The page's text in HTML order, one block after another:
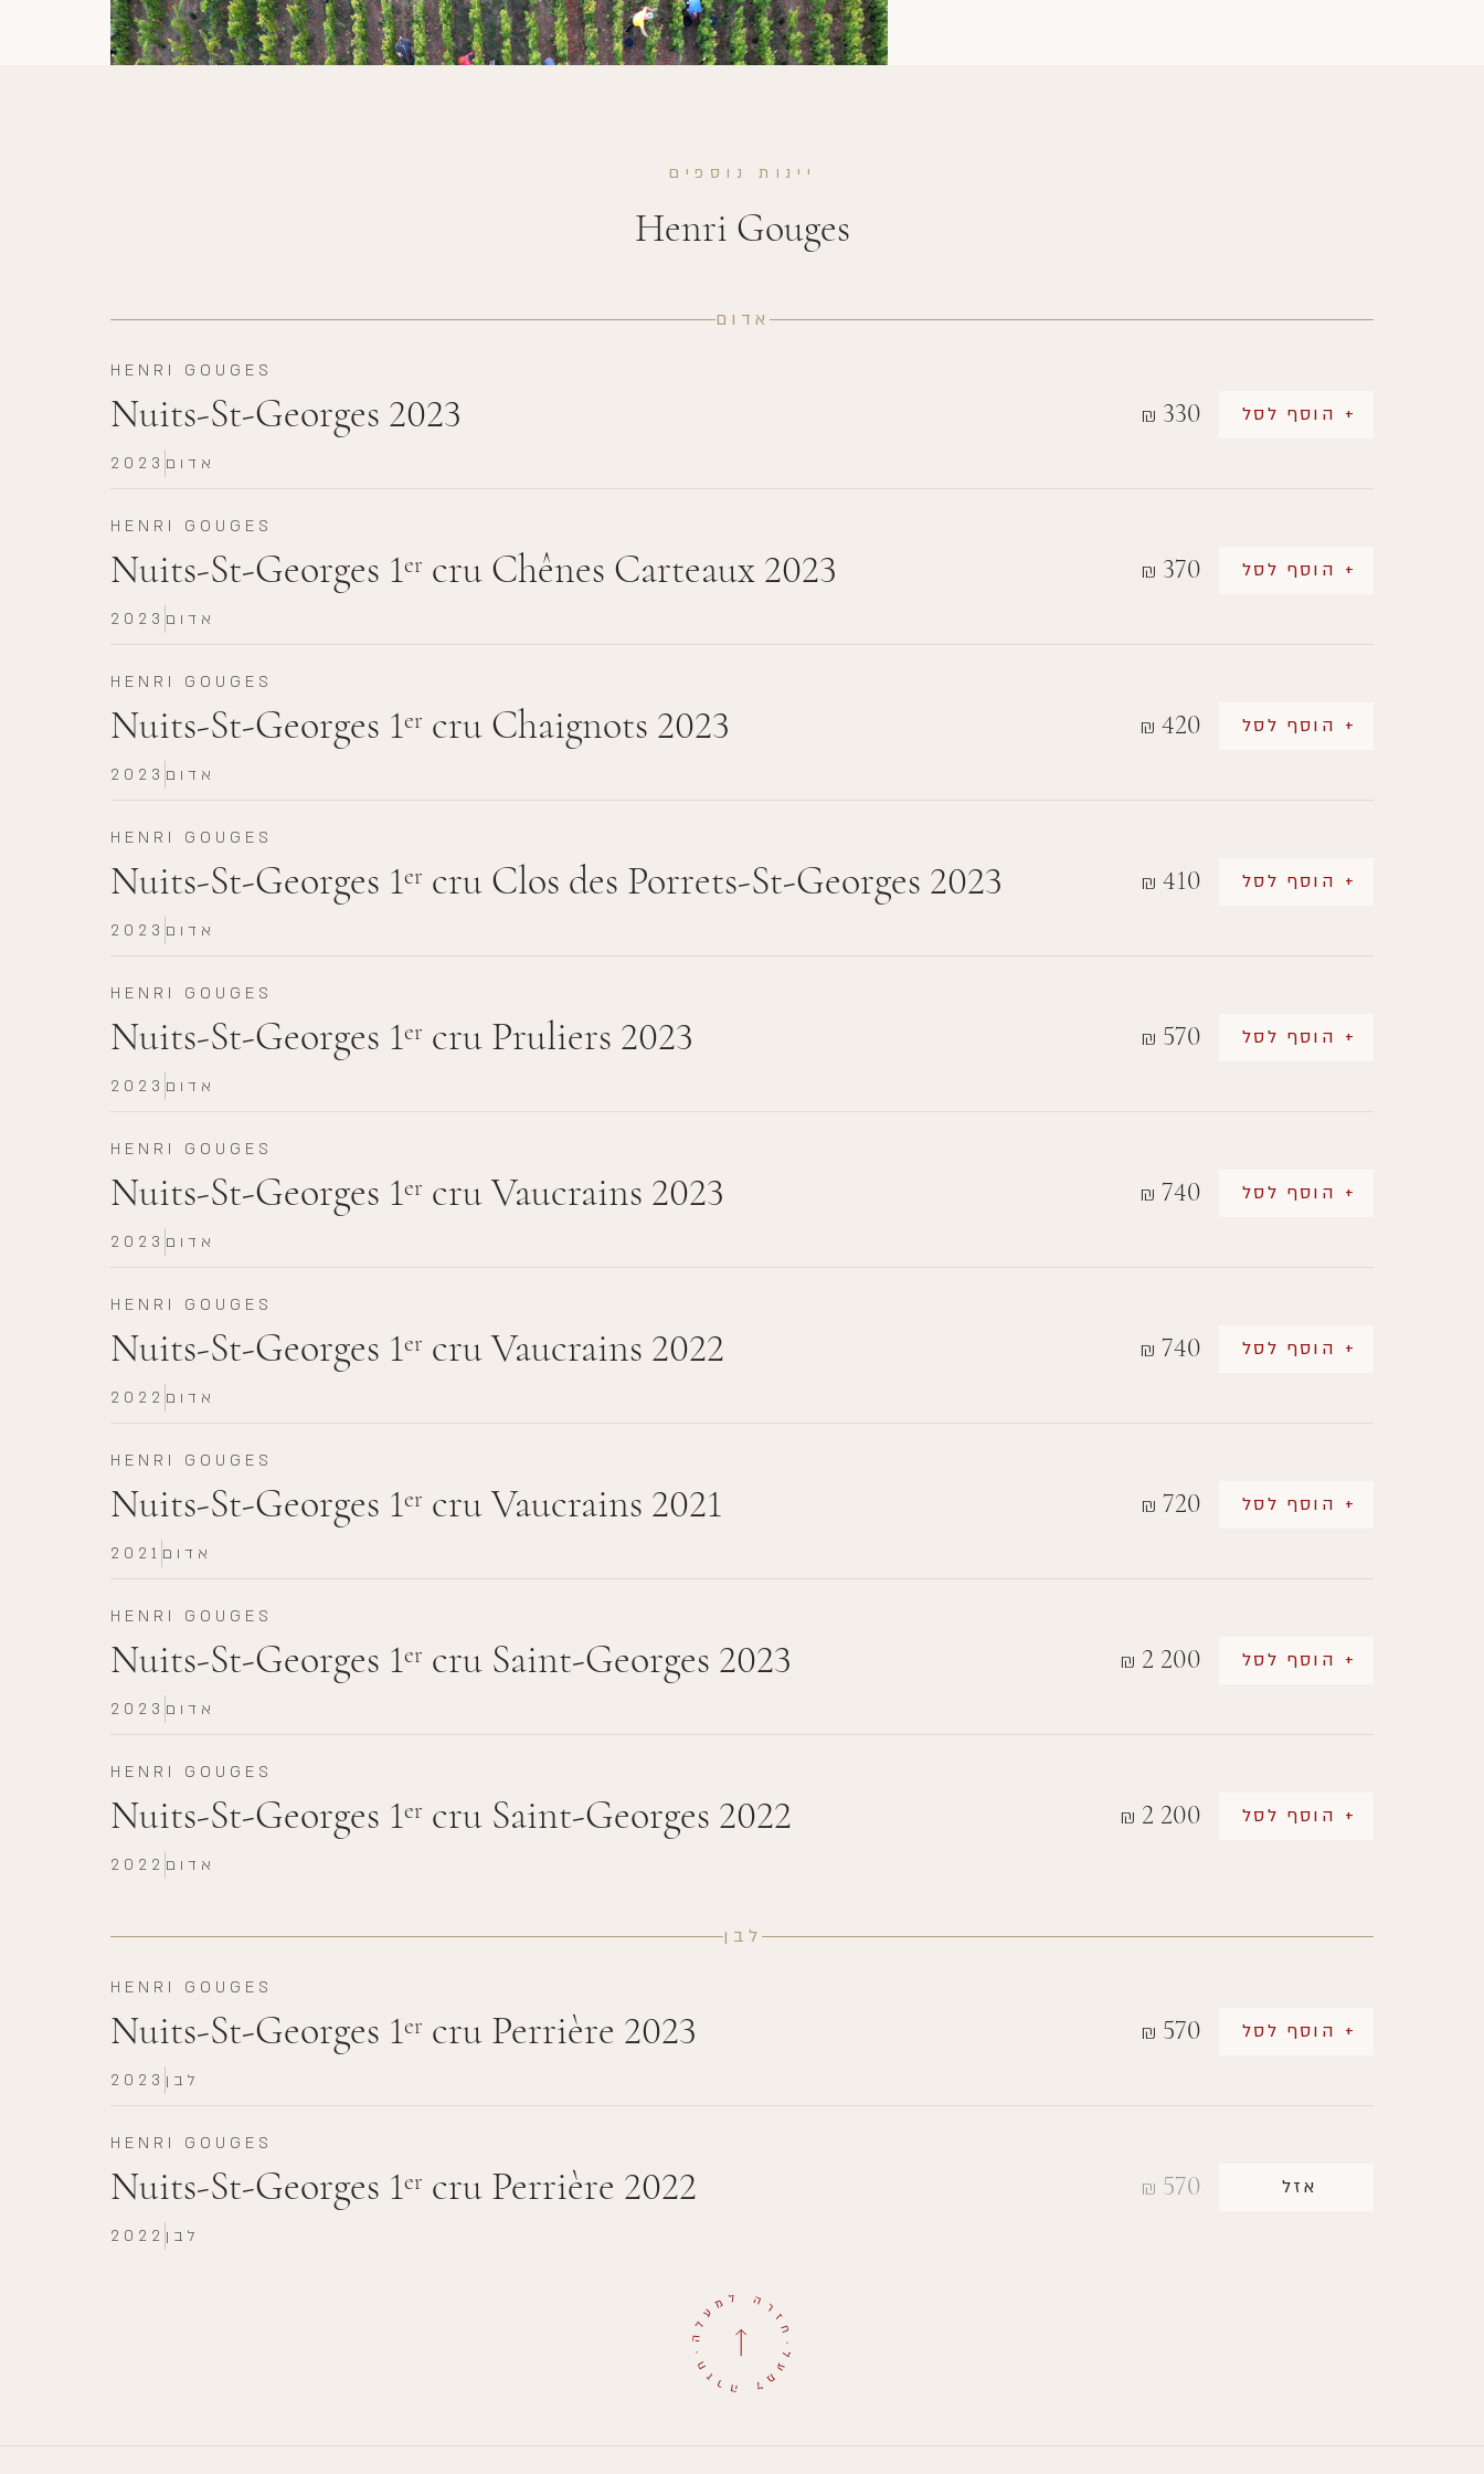
יינות נוספים
Henri Gouges
אדום
HENRI GOUGES
Nuits-St-Georges 2023 ₪ 330 + הוסף לסל
2023 אדום
HENRI GOUGES
Nuits-St-Georges 1er cru Chênes Carteaux 2023 ₪ 370 + הוסף לסל
2023 אדום
HENRI GOUGES
Nuits-St-Georges 1er cru Chaignots 2023 ₪ 420 + הוסף לסל
2023 אדום
HENRI GOUGES
Nuits-St-Georges 1er cru Clos des Porrets-St-Georges 2023 ₪ 410 + הוסף לסל
2023 אדום
HENRI GOUGES
Nuits-St-Georges 1er cru Pruliers 2023 ₪ 570 + הוסף לסל
2023 אדום
HENRI GOUGES
Nuits-St-Georges 1er cru Vaucrains 2023 ₪ 740 + הוסף לסל
2023 אדום
HENRI GOUGES
Nuits-St-Georges 1er cru Vaucrains 2022 ₪ 740 + הוסף לסל
2022 אדום
HENRI GOUGES
Nuits-St-Georges 1er cru Vaucrains 2021 ₪ 720 + הוסף לסל
2021 אדום
HENRI GOUGES
Nuits-St-Georges 1er cru Saint-Georges 2023 ₪ 2 200 + הוסף לסל
2023 אדום
HENRI GOUGES
Nuits-St-Georges 1er cru Saint-Georges 2022 ₪ 2 200 + הוסף לסל
2022 אדום
לבן
HENRI GOUGES
Nuits-St-Georges 1er cru Perrière 2023 ₪ 570 + הוסף לסל
2023 לבן
HENRI GOUGES
Nuits-St-Georges 1er cru Perrière 2022 ₪ 570 אזל
2022 לבן